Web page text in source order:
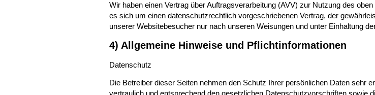
Wir haben einen Vertrag über Auftragsverarbeitung (AVV) zur Nutzung des
es sich um einen datenschutzrechtlich vorgeschriebenen Vertrag, der
unserer Websitebesucher nur nach unseren Weisungen und unter Einhaltung
4) Allgemeine Hinweise und Pflicht­informationen
Datenschutz
Die Betreiber dieser Seiten nehmen den Schutz Ihrer persönlichen Daten sehr